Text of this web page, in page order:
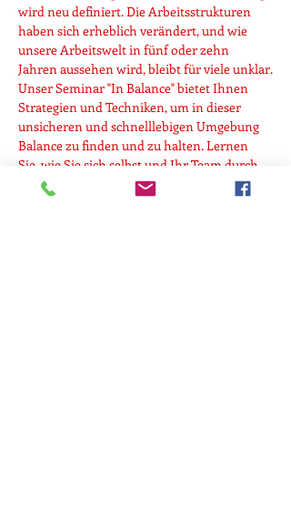
wird neu definiert. Die Arbeitsstrukturen
haben sich erheblich verändert, und wie
unsere Arbeitswelt in fünf oder zehn
Jahren aussehen wird, bleibt für viele unklar.
Unser Seminar "In Balance" bietet Ihnen
Strategien und Techniken, um in dieser
unsicheren und schnelllebigen Umgebung
Balance zu finden und zu halten. Lernen
Sie, wie Sie sich selbst und Ihr Team durch
diese turbulenten Zeiten führen können,
um nachhaltigen Erfolg und Wohlbefinden